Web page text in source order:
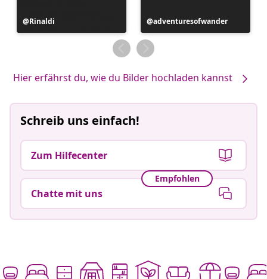
Beitrag
veröffentlicht
Rinaldi
Beitrag
veröffentlicht
von
adventuresofwander
Hier erfährst du, wie du Bilder hochladen kannst
Schreib uns einfach!
Zum Hilfecenter
Empfohlen
Chatte mit uns